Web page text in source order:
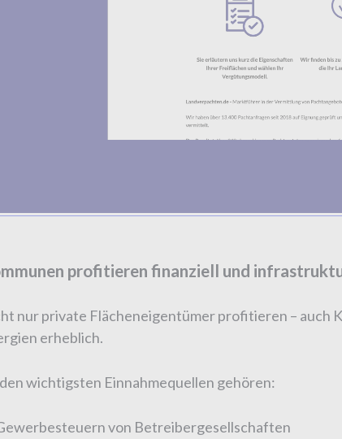
profitieren finanziell und
nur private Flächeneigentümer profitieren – auch
erheblich.
wichtigsten Einnahmequellen gehören:
von Betreibergesellschaften